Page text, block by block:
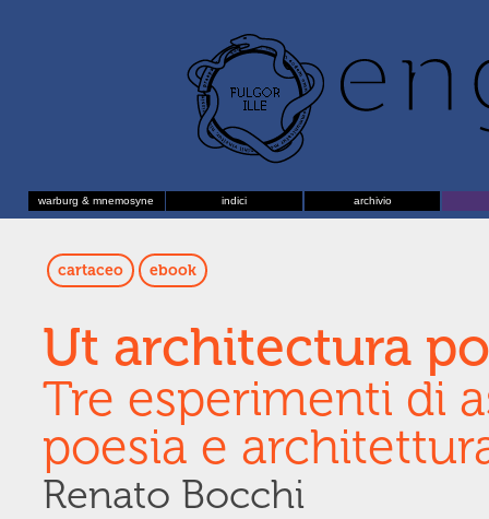
warburg & mnemosyne indici archivio
cartaceo ebook
Ut architectura
Tre esperimenti di
poesia e
Renato Bocchi